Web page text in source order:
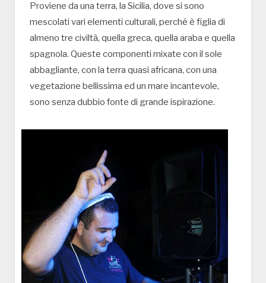
Proviene da una terra, la Sicilia, dove si sono
mescolati vari elementi culturali, perché è figlia di
almeno tre civiltà, quella greca, quella araba e quella
spagnola. Queste componenti mixate con il sole
abbagliante, con la terra quasi africana, con una
vegetazione bellissima ed un mare incantevole,
sono senza dubbio fonte di grande ispirazione.